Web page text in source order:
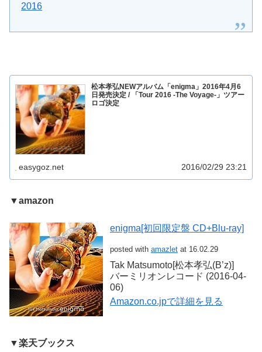
2016
松本孝弘NEWアルバム「enigma」2016年4月6
日発売決定 / 「Tour 2016 -The Voyage-」ツアー
ロゴ決定
easygoz.net 2016/02/29 23:21
▼amazon
enigma[初回限定盤 CD+Blu-ray]
posted with amazlet at 16.02.29
Tak Matsumoto[松本孝弘(B’z)]
バーミリオンレコード (2016-04-
06)
Amazon.co.jpで詳細を見る
▼楽天ブックス